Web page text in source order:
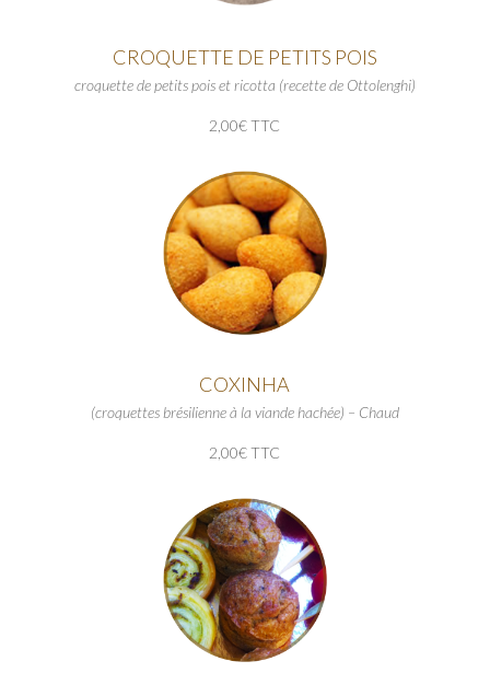
CROQUETTE DE PETITS POIS
croquette de petits pois et ricotta (recette de Ottolenghi)
2,00€ TTC
COXINHA
(croquettes brésilienne à la viande hachée) – Chaud
2,00€ TTC